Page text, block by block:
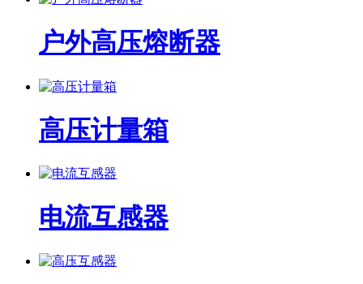
户外高压熔断器
高压计量箱
电流互感器